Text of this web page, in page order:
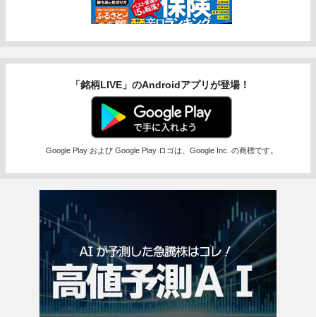
「銘柄LIVE」のAndroidアプリが登場！
Google Play および Google Play ロゴは、Google Inc. の商標です。